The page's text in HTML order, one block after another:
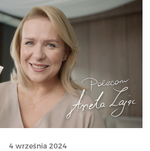
4 września 2024